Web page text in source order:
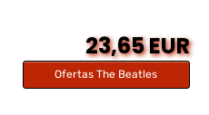
23,65 EUR
Ofertas The Beatles